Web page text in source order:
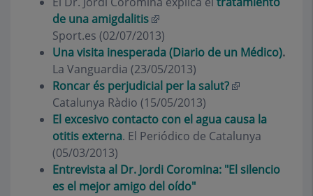
de una amigdalitis
Sport.es (02/07/2013)
Una visita inesperada (Diario de un Médico).
La Vanguardia (23/05/2013)
Roncar és perjudicial per la salut?
Catalunya Ràdio (15/05/2013)
El excesivo contacto con el agua causa la
otitis externa. El Periódico de Catalunya
(05/03/2013)
Entrevista al Dr. Jordi Coromina: "El silencio
es el mejor amigo del oído"